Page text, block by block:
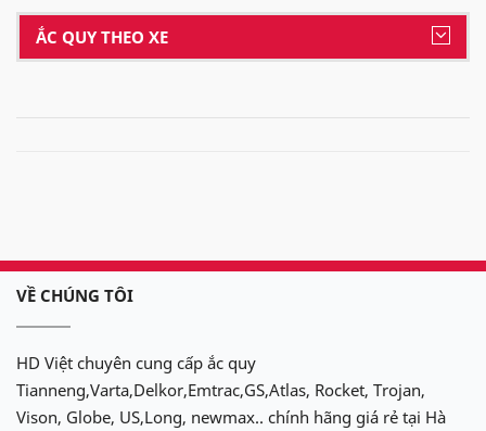
ẮC QUY THEO XE
VỀ CHÚNG TÔI
HD Việt chuyên cung cấp ắc quy
Tianneng,Varta,Delkor,Emtrac,GS,Atlas, Rocket, Trojan,
Vison, Globe, US,Long, newmax.. chính hãng giá rẻ tại Hà